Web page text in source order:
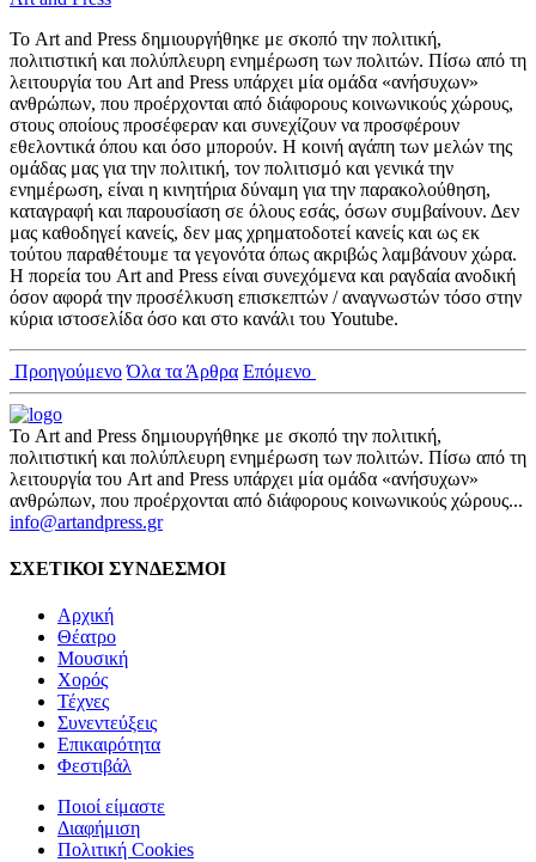
Το Art and Press δημιουργήθηκε με σκοπό την πολιτική,
πολιτιστική και πολύπλευρη ενημέρωση των πολιτών. Πίσω από τη
λειτουργία του Art and Press υπάρχει μία ομάδα «ανήσυχων»
ανθρώπων, που προέρχονται από διάφορους κοινωνικούς χώρους,
στους οποίους προσέφεραν και συνεχίζουν να προσφέρουν
εθελοντικά όπου και όσο μπορούν. Η κοινή αγάπη των μελών της
ομάδας μας για την πολιτική, τον πολιτισμό και γενικά την
ενημέρωση, είναι η κινητήρια δύναμη για την παρακολούθηση,
καταγραφή και παρουσίαση σε όλους εσάς, όσων συμβαίνουν. Δεν
μας καθοδηγεί κανείς, δεν μας χρηματοδοτεί κανείς και ως εκ
τούτου παραθέτουμε τα γεγονότα όπως ακριβώς λαμβάνουν χώρα.
Η πορεία του Art and Press είναι συνεχόμενα και ραγδαία ανοδική
όσον αφορά την προσέλκυση επισκεπτών / αναγνωστών τόσο στην
κύρια ιστοσελίδα όσο και στο κανάλι του Youtube.
Προηγούμενο Όλα τα Άρθρα Επόμενο
Το Art and Press δημιουργήθηκε με σκοπό την πολιτική,
πολιτιστική και πολύπλευρη ενημέρωση των πολιτών. Πίσω από τη
λειτουργία του Art and Press υπάρχει μία ομάδα «ανήσυχων»
ανθρώπων, που προέρχονται από διάφορους κοινωνικούς χώρους...
info@artandpress.gr
ΣΧΕΤΙΚΟΙ ΣΥΝΔΕΣΜΟΙ
Αρχική
Θέατρο
Μουσική
Χορός
Τέχνες
Συνεντεύξεις
Επικαιρότητα
Φεστιβάλ
Ποιοί είμαστε
Διαφήμιση
Πολιτική Cookies